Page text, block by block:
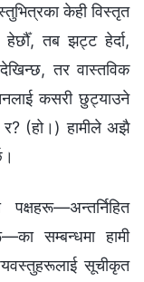
केही विस्तृत
तब झट्ट हेर्दा,
तर वास्तविक
कसरी छुट्याउने
(हो।) हामीले अझै
सम्बन्धमा हामी
सूचीकृत